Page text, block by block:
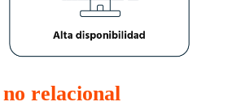
relacional